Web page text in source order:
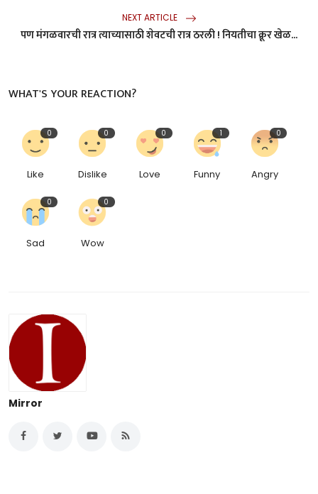
NEXT ARTICLE
पण मंगळवारची रात्र त्याच्यासाठी शेवटची रात्र ठरली ! नियतीचा क्रूर खेळ...
WHAT'S YOUR REACTION?
0
Like
0
Dislike
0
Love
1
Funny
0
Angry
0
Sad
0
Wow
Mirror